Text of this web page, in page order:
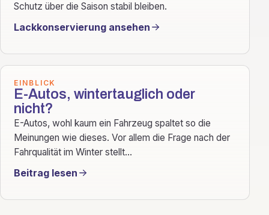
Schutz über die Saison stabil bleiben.
Lackkonservierung ansehen
EINBLICK
E-Autos, wintertauglich oder
nicht?
E-Autos, wohl kaum ein Fahrzeug spaltet so die
Meinungen wie dieses. Vor allem die Frage nach der
Fahrqualität im Winter stellt...
Beitrag lesen